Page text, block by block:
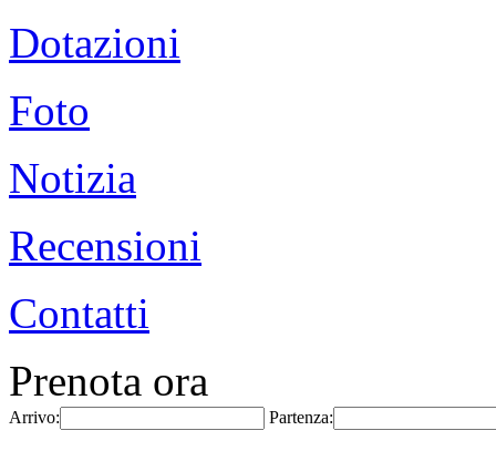
Dotazioni
Foto
Notizia
Recensioni
Contatti
Prenota ora
Arrivo: Partenza: